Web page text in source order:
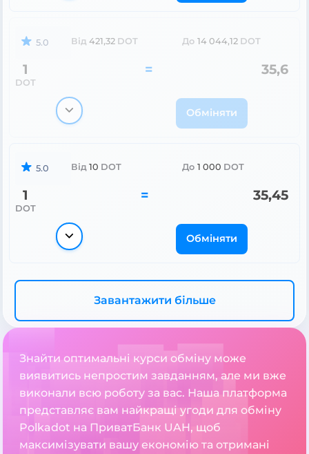
5.0 Від 421,32 DOT До 14 044,12 DOT
1
DOT
= 35,6
Обміняти
5.0 Від 10 DOT До 1 000 DOT
1
DOT
= 35,45
Обміняти
Завантажити більше
Знайти оптимальні курси обміну може
виявитись непростим завданням, але ми вже
виконали всю роботу за вас. Наша платформа
представляє вам найкращі угоди для обміну
Polkadot на ПриватБанк UAH, щоб
максимізувати вашу економію та отримані